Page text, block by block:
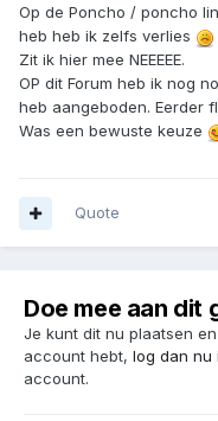
Op de Poncho / poncho
heb heb ik zelfs verlies
Zit ik hier mee NEEEEE.
OP dit Forum heb ik nog
heb aangeboden. Eerder
Was een bewuste keuze
Quote
Doe mee aan dit
Je kunt dit nu plaatsen
account hebt, log dan nu
account.